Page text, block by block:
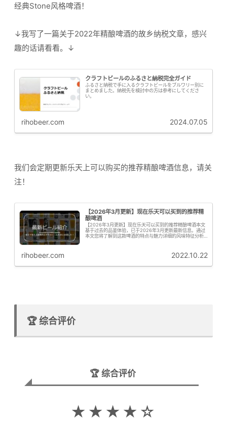
经典Stone风格啤酒！
↓我写了一篇关于2022年精酿啤酒的故乡纳税文章，感兴
趣的话请看看。↓
クラフトビールのふるさと納税完全ガイド
ふるさと納税で手に入るクラフトビールをブルワリー別に
まとめました。納税先を検討中の方は参考にしてくださ
い。
rihobeer.com 2024.07.05
我们会定期更新乐天上可以购买的推荐精酿啤酒信息，请关
注！
【2026年3月更新】现在乐天可以买到的推荐精
酿啤酒
【2026年3月更新】现在乐天可以买到的推荐精酿啤酒本文
基于过去的品鉴体验，已于2026年3月更新最新信息。通过
本文您将了解到这款啤酒的特点与魅力详细的风味特征分析
rihobeer.com 2022.10.22
🏆 综合评价
🏆 综合评价
★★★★☆